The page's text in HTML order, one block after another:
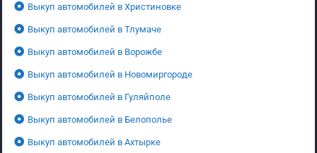
Выкуп автомобилей в Христиновке
Выкуп автомобилей в Тлумаче
Выкуп автомобилей в Ворожбе
Выкуп автомобилей в Новомиргороде
Выкуп автомобилей в Гуляйполе
Выкуп автомобилей в Белополье
Выкуп автомобилей в Ахтырке